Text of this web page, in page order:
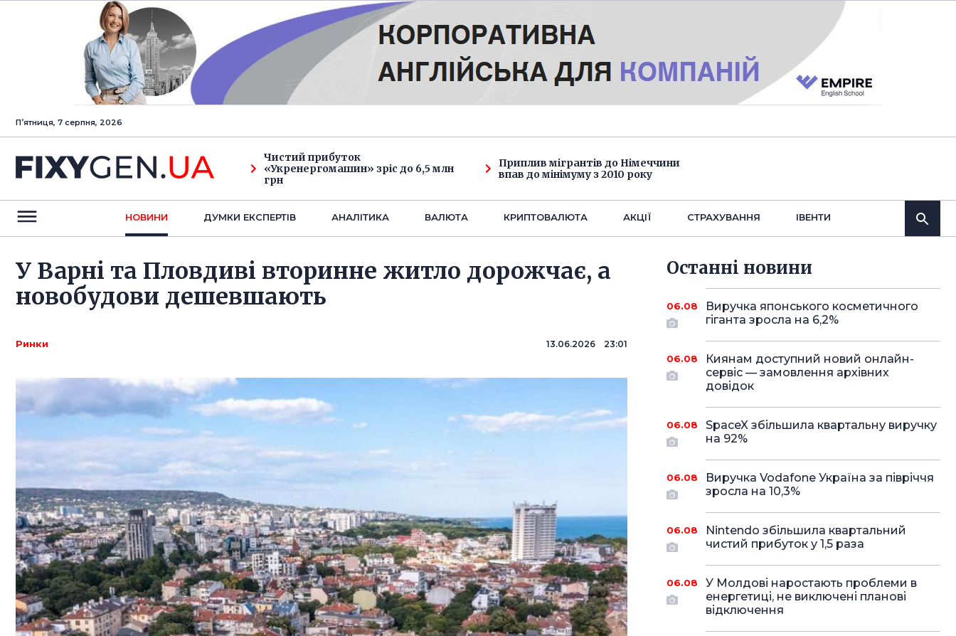
Пʼятниця, 7 серпня, 2026
Чистий прибуток
«Укренергомашин» зріс до 6,5 млн
грн
Приплив мігрантів до Німеччини
впав до мінімуму з 2010 року
НОВИНИ ДУМКИ ЕКСПЕРТIВ АНАЛIТИКА ВАЛЮТА КРИПТОВАЛЮТА АКЦІЇ СТРАХУВАННЯ IВЕНТИ
У Варні та Пловдиві вторинне житло дорожчає, а
новобудови дешевшають
Ринки 13.06.2026 23:01
Останнi новини
06.08
Виручка японського косметичного
гіганта зросла на 6,2%
06.08
Киянам доступний новий онлайн-
сервіс — замовлення архівних
довідок
06.08
SpaceX збільшила квартальну виручку
на 92%
06.08
Виручка Vodafone Україна за півріччя
зросла на 10,3%
06.08
Nintendo збільшила квартальний
чистий прибуток у 1,5 раза
06.08
У Молдові наростають проблеми в
енергетиці, не виключені планові
відключення